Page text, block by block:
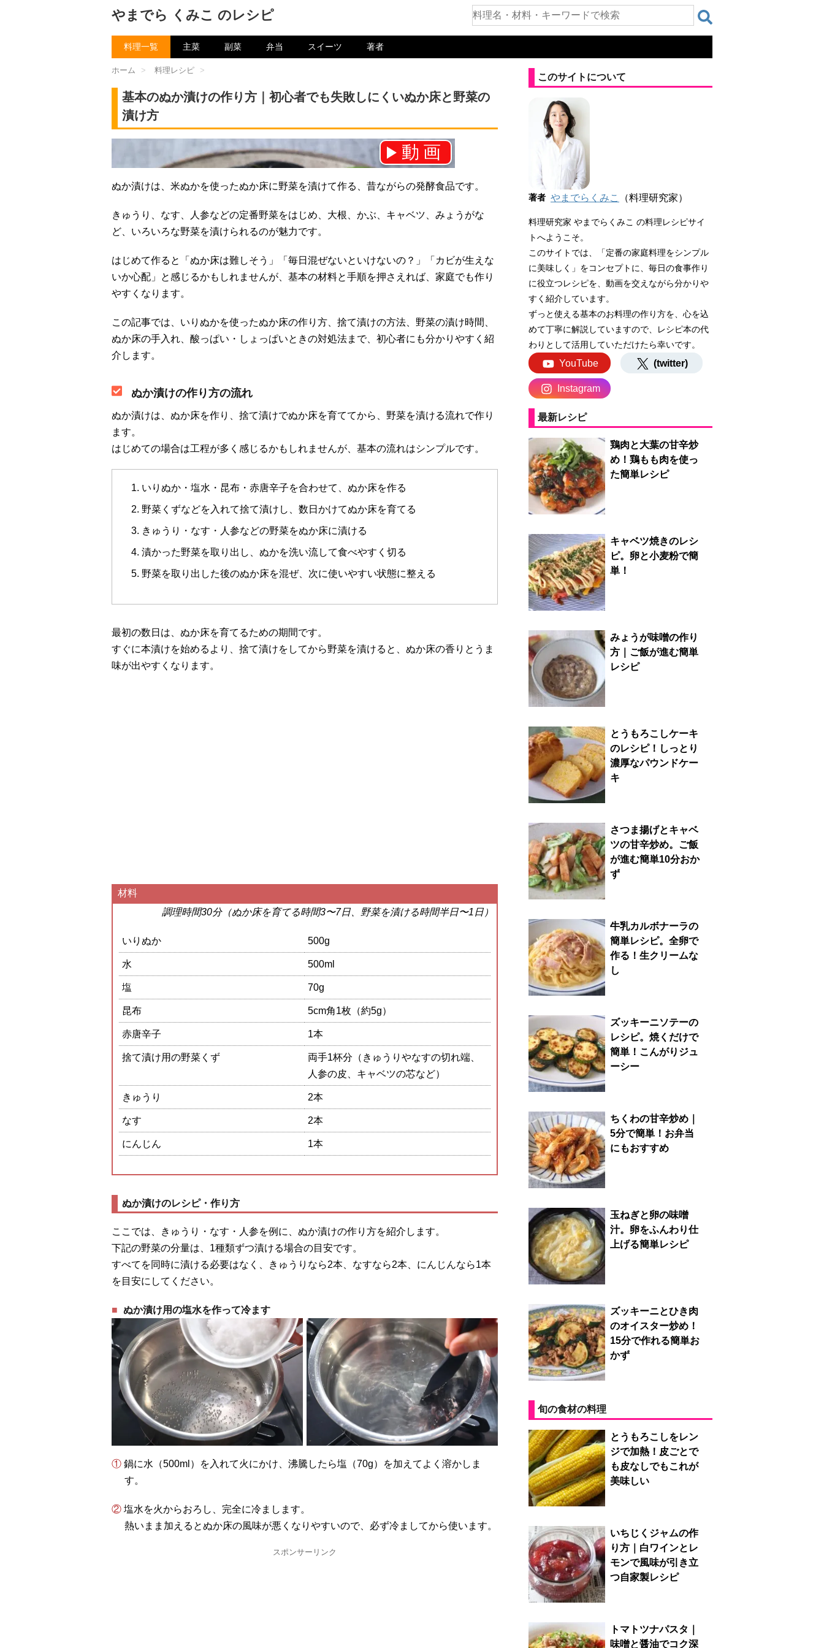
やまでら くみこ のレシピ
料理一覧 主菜 副菜 弁当 スイーツ 著者
ホーム > 料理レシピ >
基本のぬか漬けの作り方｜初心者でも失敗しにくいぬか床と野菜の
漬け方
動画
チャンネル登録をお願いします！⇒
ぬか漬けは、米ぬかを使ったぬか床に野菜を漬けて作る、昔ながらの発酵食品です。
きゅうり、なす、人参などの定番野菜をはじめ、大根、かぶ、キャベツ、みょうがな
ど、いろいろな野菜を漬けられるのが魅力です。
はじめて作ると「ぬか床は難しそう」「毎日混ぜないといけないの？」「カビが生えな
いか心配」と感じるかもしれませんが、基本の材料と手順を押さえれば、家庭でも作り
やすくなります。
この記事では、いりぬかを使ったぬか床の作り方、捨て漬けの方法、野菜の漬け時間、
ぬか床の手入れ、酸っぱい・しょっぱいときの対処法まで、初心者にも分かりやすく紹
介します。
ぬか漬けの作り方の流れ
ぬか漬けは、ぬか床を作り、捨て漬けでぬか床を育ててから、野菜を漬ける流れで作り
ます。
はじめての場合は工程が多く感じるかもしれませんが、基本の流れはシンプルです。
いりぬか・塩水・昆布・赤唐辛子を合わせて、ぬか床を作る
野菜くずなどを入れて捨て漬けし、数日かけてぬか床を育てる
きゅうり・なす・人参などの野菜をぬか床に漬ける
漬かった野菜を取り出し、ぬかを洗い流して食べやすく切る
野菜を取り出した後のぬか床を混ぜ、次に使いやすい状態に整える
最初の数日は、ぬか床を育てるための期間です。
すぐに本漬けを始めるより、捨て漬けをしてから野菜を漬けると、ぬか床の香りとうま
味が出やすくなります。
材料
調理時間30分（ぬか床を育てる時間3〜7日、野菜を漬ける時間半日〜1日）
いりぬか 500g
水 500ml
塩 70g
昆布 5cm角1枚（約5g）
赤唐辛子 1本
捨て漬け用の野菜くず
両手1杯分（きゅうりやなすの切れ端、
人参の皮、キャベツの芯など）
きゅうり 2本
なす 2本
にんじん 1本
ぬか漬けのレシピ・作り方
ここでは、きゅうり・なす・人参を例に、ぬか漬けの作り方を紹介します。
下記の野菜の分量は、1種類ずつ漬ける場合の目安です。
すべてを同時に漬ける必要はなく、きゅうりなら2本、なすなら2本、にんじんなら1本
を目安にしてください。
ぬか漬け用の塩水を作って冷ます
① 鍋に水（500ml）を入れて火にかけ、沸騰したら塩（70g）を加えてよく溶かしま
す。
② 塩水を火からおろし、完全に冷まします。
熱いまま加えるとぬか床の風味が悪くなりやすいので、必ず冷ましてから使います。
スポンサーリンク
このサイトについて
著者 やまでらくみこ （料理研究家）
料理研究家 やまでらくみこ の料理レシピサイ
トへようこそ。
このサイトでは、「定番の家庭料理をシンプル
に美味しく」をコンセプトに、毎日の食事作り
に役立つレシピを、動画を交えながら分かりや
すく紹介しています。
ずっと使える基本のお料理の作り方を、心を込
めて丁寧に解説していますので、レシピ本の代
わりとして活用していただけたら幸いです。
YouTube (twitter)
Instagram
最新レシピ
鶏肉と大葉の甘辛炒
め！鶏もも肉を使っ
た簡単レシピ
キャベツ焼きのレシ
ピ。卵と小麦粉で簡
単！
みょうが味噌の作り
方｜ご飯が進む簡単
レシピ
とうもろこしケーキ
のレシピ！しっとり
濃厚なパウンドケー
キ
さつま揚げとキャベ
ツの甘辛炒め。ご飯
が進む簡単10分おか
ず
牛乳カルボナーラの
簡単レシピ。全卵で
作る！生クリームな
し
ズッキーニソテーの
レシピ。焼くだけで
簡単！こんがりジュ
ーシー
ちくわの甘辛炒め｜
5分で簡単！お弁当
にもおすすめ
玉ねぎと卵の味噌
汁。卵をふんわり仕
上げる簡単レシピ
ズッキーニとひき肉
のオイスター炒め！
15分で作れる簡単お
かず
旬の食材の料理
とうもろこしをレン
ジで加熱！皮ごとで
も皮なしでもこれが
美味しい
いちじくジャムの作
り方｜白ワインとレ
モンで風味が引き立
つ自家製レシピ
トマトツナパスタ｜
味噌と醤油でコク深